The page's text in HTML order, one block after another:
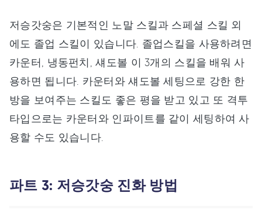
저승갓숭은 기본적인 노말 스킬과 스페셜 스킬 외
에도 졸업 스킬이 있습니다. 졸업스킬을 사용하려면
카운터, 냉동펀치, 섀도볼 이 3개의 스킬을 배워 사
용하면 됩니다. 카운터와 섀도볼 세팅으로 강한 한
방을 보여주는 스킬도 좋은 평을 받고 있고 또 격투
타입으로는 카운터와 인파이트를 같이 세팅하여 사
용할 수도 있습니다.
파트 3: 저승갓숭 진화 방법